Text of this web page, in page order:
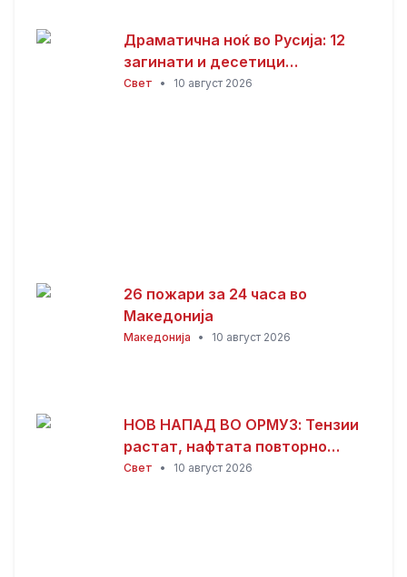
Драматична ноќ во Русија: 12
загинати и десетици
повредени во напад со дронови
Свет • 10 август 2026
26 пожари за 24 часа во
Македонија
Македонија • 10 август 2026
НОВ НАПАД ВО ОРМУЗ: Тензии
растат, нафтата повторно
поскапува
Свет • 10 август 2026